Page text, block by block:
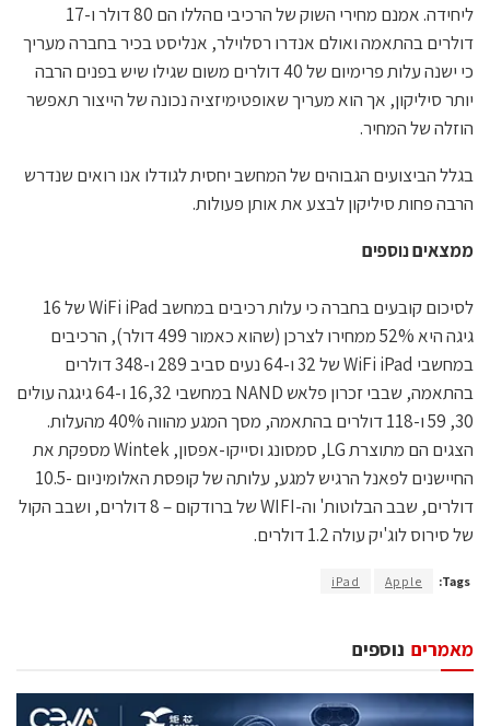
ליחידה. אמנם מחירי השוק של הרכיבי םהללו הם 80 דולר ו-17
דולרים בהתאמה ואולם אנדרו רסלוילר, אנליסט בכיר בחברה מעריך
כי ישנה עלות פרימיום של 40 דולרים משום שגילו שיש בפנים הרבה
יותר סיליקון, אך הוא מעריך שאופטימיזציה נכונה של הייצור תאפשר
הוזלה של המחיר.
בגלל הביצועים הגבוהים של המחשב יחסית לגודלו אנו רואים שנדרש
הרבה פחות סיליקון לבצע את אותן פעולות.
ממצאים נוספים
לסיכום קובעים בחברה כי עלות רכיבים במחשב WiFi iPad של 16
גיגה היא 52% ממחירו לצרכן (שהוא כאמור 499 דולר), הרכיבים
במחשבי WiFi iPad של 32 ו-64 נעים סביב 289 ו-348 דולרים
בהתאמה, שבבי זכרון פלאש NAND במחשבי 16,32 ו-64 גיגגה עולים
30, 59 ו-118 דולרים בהתאמה, מסך המגע מהווה 40% מהעלות.
הצגים הם מתוצרת LG, סמסונג וסייקו-אפסון, Wintek מספקת את
החיישנים לפאנל הרגיש למגע, עלותה של קופסת האלומיניום -10.5
דולרים, שבב הבלוטות' וה-WIFI של ברודקום – 8 דולרים, ושבב הקול
של סירוס לוג'יק עולה 1.2 דולרים.
Tags:
Apple
iPad
נוספים מאמרים